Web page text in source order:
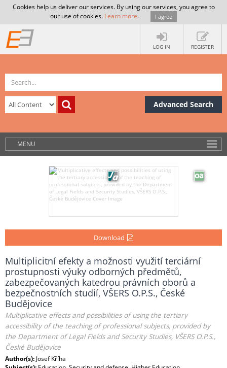
Cookies help us deliver our services. By using our services, you agree to
our use of cookies. Learn more. I agree
LOG IN REGISTER
Advanced Search
MENU
Download
Multiplicitní efekty a možnosti využití terciární
prostupnosti výuky odborných předmětů,
zabezpečovaných katedrou právních oborů a
bezpečnostních studií, VŠERS O.P.S., České
Budějovice
Multiplicative effects and possibilities of using the tertiary
accessibility of the teaching of professional subjects, provided by
the Department of Legal Fields and Security Studies, VŠERS O.P.S.,
České Budějovice
Author(s): Josef Kříha